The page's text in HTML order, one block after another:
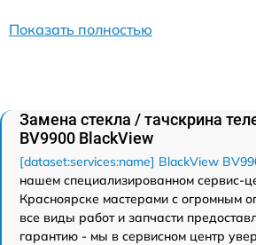
Показать полностью
Замена стекла / тачскрина
BV9900 BlackView
[dataset:services:name] BlackView
нашем специализированном сервис-
Красноярске мастерами с огромным
все виды работ и запчасти
гарантию - мы в сервисном центр